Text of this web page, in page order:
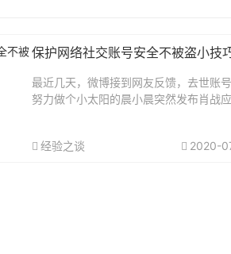
保护网络社交账号安全不被盗小技
最近几天，微博接到网友反馈，去世账
努力做个小太阳的晨小晨突然发布肖战
账号自2019年6月起至今一直只使用同
经验之谈 2020-